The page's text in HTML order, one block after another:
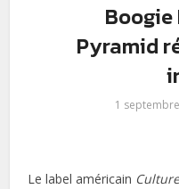
Boogie
Pyramid
1
Le label américain